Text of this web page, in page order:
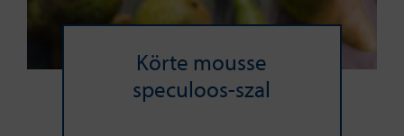
Körte mousse
speculoos-szal